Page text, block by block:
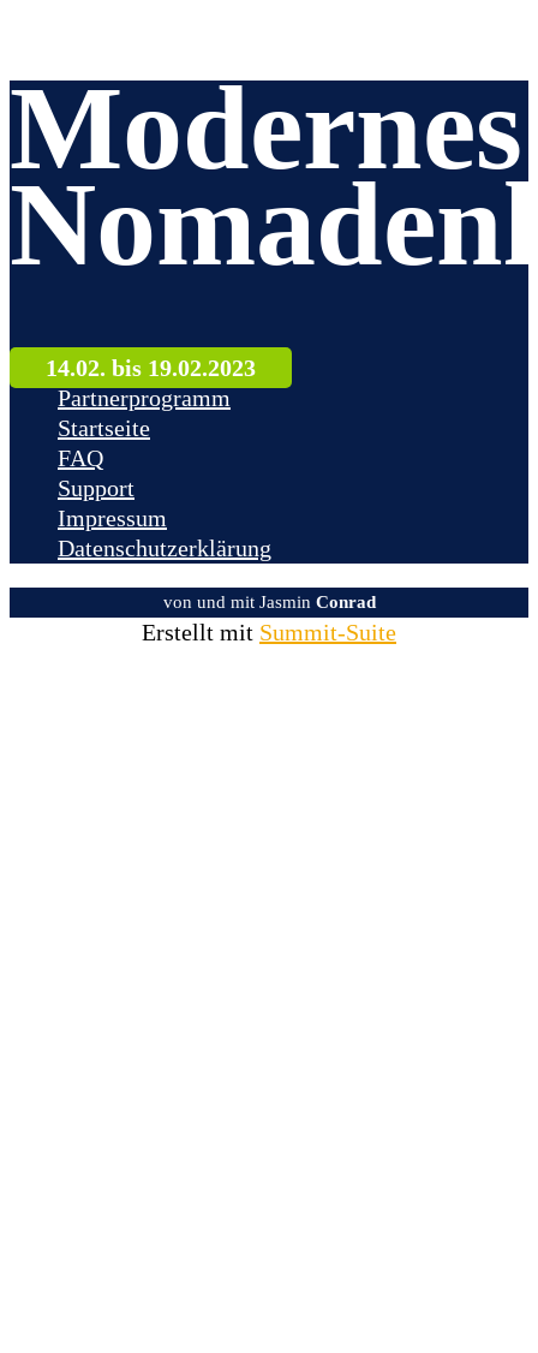
Modernes
14.02. bis 19.02.2023
Partnerprogramm
Startseite
FAQ
Support
Impressum
Datenschutzerklärung
von und mit Jasmin Conrad
Erstellt mit Summit-Suite